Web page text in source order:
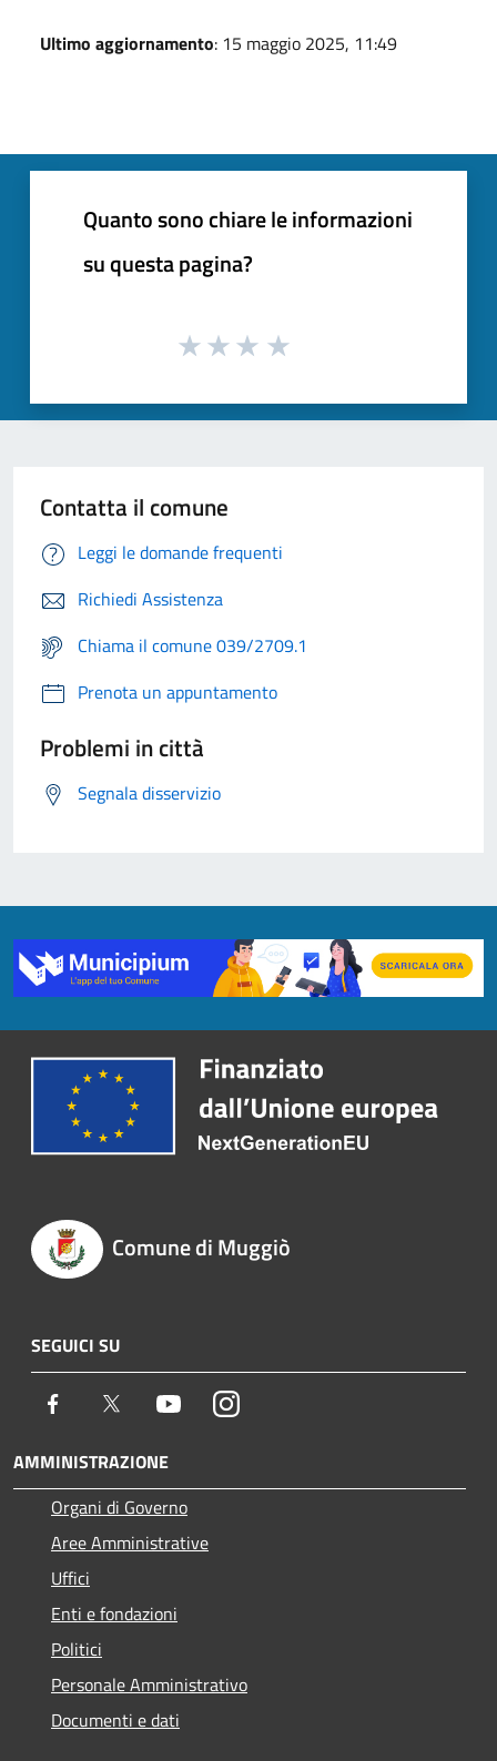
Ultimo aggiornamento: 15 maggio 2025, 11:49
Quanto sono chiare le informazioni
su questa pagina?
Contatta il comune
Leggi le domande frequenti
Richiedi Assistenza
Chiama il comune 039/2709.1
Prenota un appuntamento
Problemi in città
Segnala disservizio
Comune di Muggiò
SEGUICI SU
Facebook Twitter YoutubeInstagram
AMMINISTRAZIONE
Organi di Governo
Aree Amministrative
Uffici
Enti e fondazioni
Politici
Personale Amministrativo
Documenti e dati